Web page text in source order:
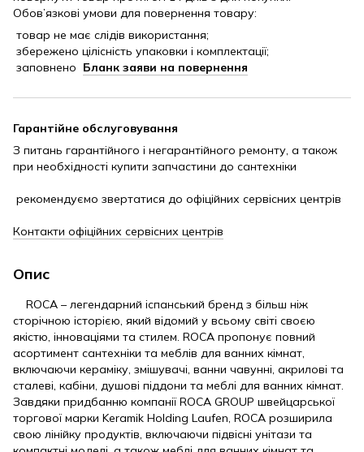
Обов’язкові умови для повернення товару:
товар не має слідів використання;
збережено цілісність упаковки і комплектації;
заповнено Бланк заяви на повернення
Гарантійне обслуговування
З питань гарантійного і негарантійного ремонту, а також
при необхідності купити запчастини до сантехніки
рекомендуємо звертатися до офіційних сервісних центрів
Контакти офіційних сервісних центрів
Опис
ROCA – легендарний іспанський бренд з більш ніж
сторічною історією, який відомий у всьому світі своєю
якістю, інноваціями та стилем. ROCA пропонує повний
асортимент сантехніки та меблів для ванних кімнат,
включаючи кераміку, змішувачі, ванни чавунні, акрилові та
сталеві, кабіни, душові піддони та меблі для ванних кімнат.
Завдяки придбанню компанії ROCA GROUP швейцарської
торгової марки Keramik Holding Laufen, ROCA розширила
свою лінійку продуктів, включаючи підвісні унітази та